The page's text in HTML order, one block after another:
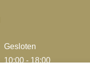
Gesloten
10:00 - 18:00